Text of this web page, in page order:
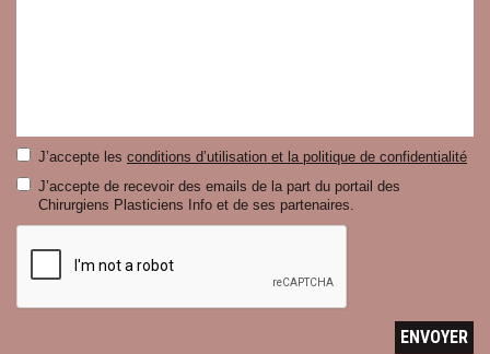
J’accepte les conditions d’utilisation et la politique de confidentialité
J’accepte de recevoir des emails de la part du portail des
Chirurgiens Plasticiens Info et de ses partenaires.
ENVOYER